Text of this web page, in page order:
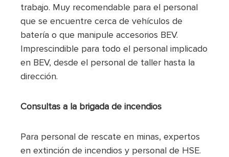
trabajo. Muy recomendable para el personal
que se encuentre cerca de vehículos de
batería o que manipule accesorios BEV.
Imprescindible para todo el personal implicado
en BEV, desde el personal de taller hasta la
dirección.
Consultas a la brigada de incendios
Para personal de rescate en minas, expertos
en extinción de incendios y personal de HSE.